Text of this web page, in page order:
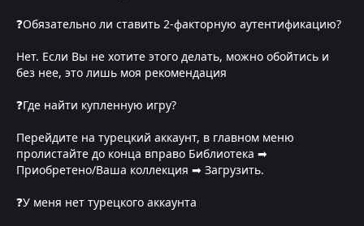
❓Обязательно ли ставить 2-факторную аутентификацию?
Нет. Если Вы не хотите этого делать, можно обойтись и
без нее, это лишь моя рекомендация
❓Где найти купленную игру?
Перейдите на турецкий аккаунт, в главном меню
пролистайте до конца вправо Библиотека ➡
Приобретено/Ваша коллекция ➡ Загрузить.
❓У меня нет турецкого аккаунта